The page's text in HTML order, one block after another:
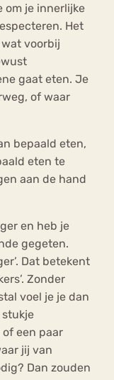
om je innerlijke
Het
voorbij
gaat eten. Je
of waar
bepaald eten,
eten te
aan de hand
en heb je
gegeten.
Dat betekent
Zonder
voel je je dan
een paar
jij van
Dan zouden